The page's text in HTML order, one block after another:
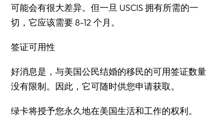
可能会有很大差异。但一旦 USCIS 拥有所需的一
切，它应该需要 8-12 个月。
签证可用性
好消息是，与美国公民结婚的移民的可用签证数量
没有限制。因此，它可随时供您申请获取。
绿卡将授予您永久地在美国生活和工作的权利。